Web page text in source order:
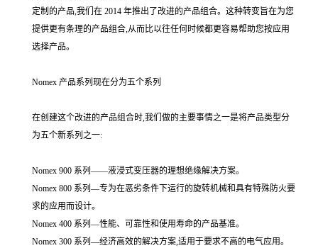
定制的产品,我们在 2014 年推出了改进的产品组合。这种转变旨在为您
提供更有条理的产品组合,从而比以往任何时候都更容易帮助您按应用
选择产品。
Nomex 产品系列现在分为五个系列
在创建这个改进的产品组合时,我们做的主要事情之一是将产品类型分
为五个新系列之一:
Nomex 900 系列——液浸式变压器的理想绝缘解决方案。
Nomex 800 系列—专为在恶劣条件下运行的旋转机械和具有特殊防火要
求的应用而设计。
Nomex 400 系列—性能、可靠性和使用寿命的产品基准。
Nomex 300 系列—经济高效的解决方案,适用于要求不高的电气应用。